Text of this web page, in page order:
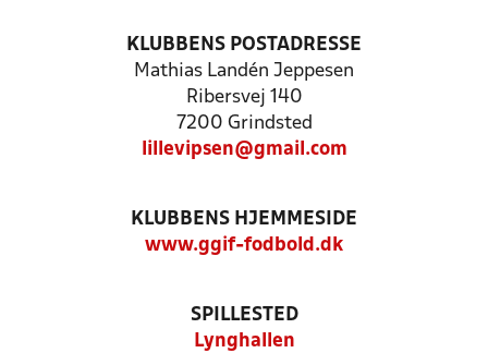
KLUBBENS POSTADRESSE
Mathias Landén Jeppesen
Ribersvej 140
7200 Grindsted
lillevipsen@gmail.com
KLUBBENS HJEMMESIDE
www.ggif-fodbold.dk
SPILLESTED
Lynghallen